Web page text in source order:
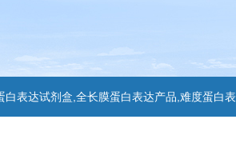
白表达试剂盒,全长膜蛋白表达产品,难度蛋白